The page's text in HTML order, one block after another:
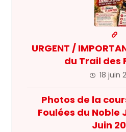
URGENT /
du Trail des
18 juin
Photos de la
Foulées du Noble
Juin